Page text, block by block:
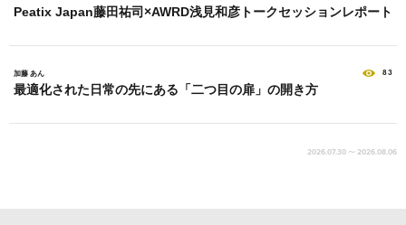
Peatix Japan藤田祐司×AWRD浅見和彦トークセッションレポート
加藤 あん 83
最適化された日常の先にある「二つ目の扉」の開き方
2026.07.30 ～ 2026.08.06